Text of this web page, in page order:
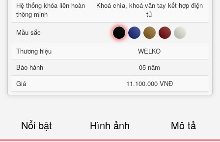
Hệ thống khóa liên hoàn
thông minh
Khoá chìa, khoá vân tay kết hợp điện
tử
Mầu sắc
Đen Xanh Nâu Đỏ Trắng
Thương hiệu
WELKO
Bảo hành
05 năm
Giá
11.100.000 VNĐ
Nổi bật Hình ảnh Mô tả